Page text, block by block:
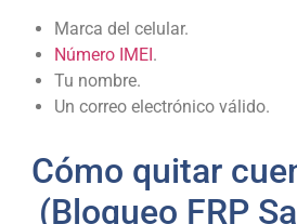
Marca del celular.
Número IMEI .
Tu nombre.
Un correo electrónico válido.
Cómo quitar
(Bloqueo FRP